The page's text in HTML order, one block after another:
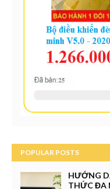
POPULAR POSTS
HƯỚNG
THỨC ĐA